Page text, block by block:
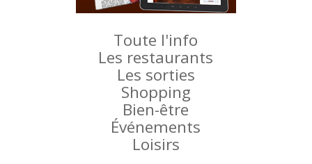
Toute l'info
Les restaurants
Les sorties
Shopping
Bien-être
Événements
Loisirs